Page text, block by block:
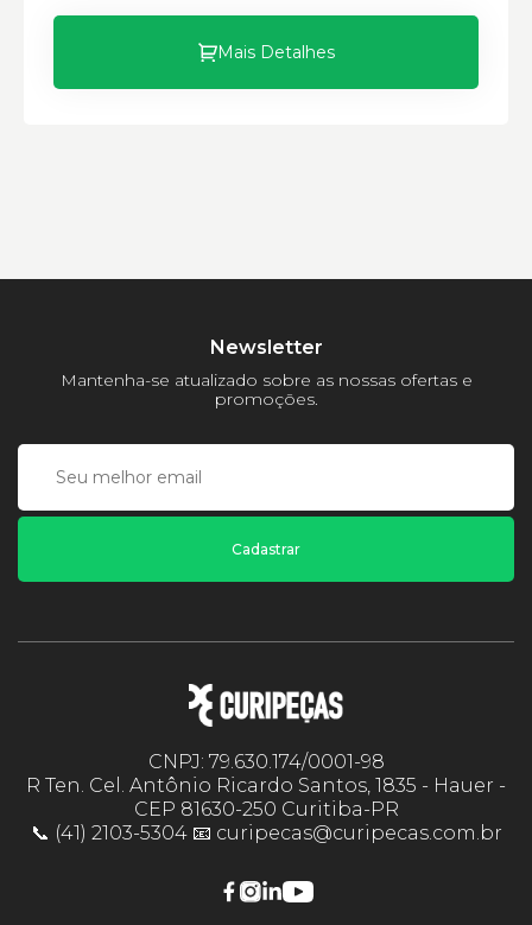
Mais Detalhes
Newsletter
Mantenha-se atualizado sobre as nossas ofertas e
promoções.
Cadastrar
CNPJ: 79.630.174/0001-98
R Ten. Cel. Antônio Ricardo Santos, 1835 - Hauer -
CEP 81630-250 Curitiba-PR
📞 (41) 2103-5304 📧 curipecas@curipecas.com.br